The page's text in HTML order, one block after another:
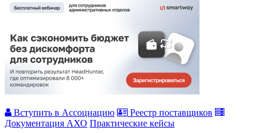
Вступить в Ассоциацию
Реестр поставщиков
Документация АХО Практические кейсы